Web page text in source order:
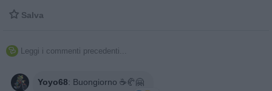
 Salva
 Leggi i commenti precedenti...
Yoyo68: Buongiorno ☕️🥐🤗